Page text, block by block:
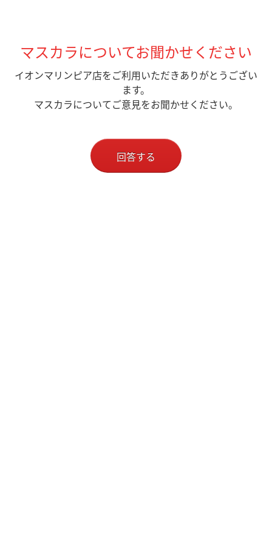
マスカラについてお聞かせください
イオンマリンピア店をご利用いただきありがとうござい
ます。
マスカラについてご意見をお聞かせください。
回答する